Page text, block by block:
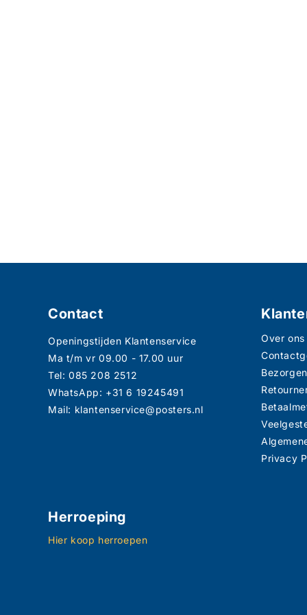
Contact
Openingstijden Klantenservice
Ma t/m vr 09.00 - 17.00 uur
Tel: 085 208 2512
WhatsApp: +31 6 19245491
Mail: klantenservice@posters.nl
Over ons
Bezorgen
Privacy
Herroeping
Hier koop herroepen